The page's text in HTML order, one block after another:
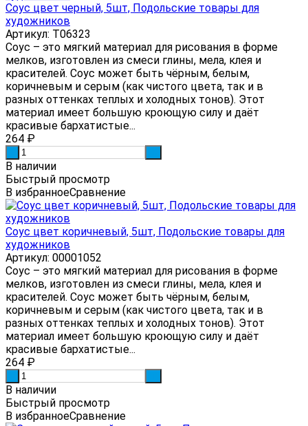
Соус цвет черный, 5шт, Подольские товары для
художников
Артикул: Т06323
Соус – это мягкий материал для рисования в форме
мелков, изготовлен из смеси глины, мела, клея и
красителей. Соус может быть чёрным, белым,
коричневым и серым (как чистого цвета, так и в
разных оттенках теплых и холодных тонов). Этот
материал имеет большую кроющую силу и даёт
красивые бархатистые...
264 ₽
В наличии
Быстрый просмотр
В избранноеСравнение
Соус цвет коричневый, 5шт, Подольские товары для
художников
Артикул: 00001052
Соус – это мягкий материал для рисования в форме
мелков, изготовлен из смеси глины, мела, клея и
красителей. Соус может быть чёрным, белым,
коричневым и серым (как чистого цвета, так и в
разных оттенках теплых и холодных тонов). Этот
материал имеет большую кроющую силу и даёт
красивые бархатистые...
264 ₽
В наличии
Быстрый просмотр
В избранноеСравнение